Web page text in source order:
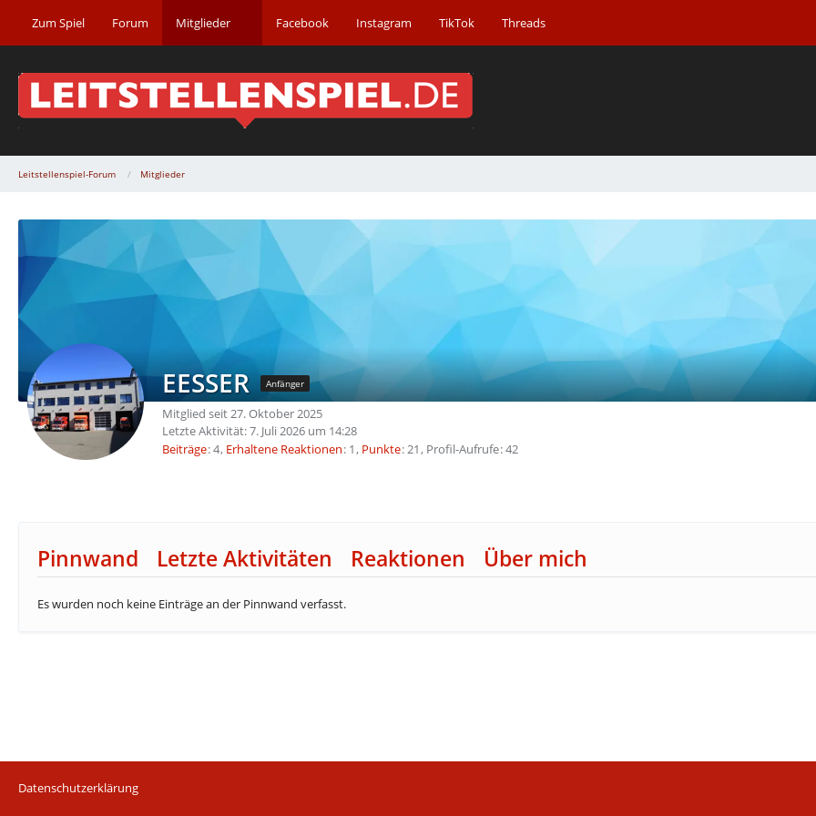
Zum Spiel Forum Mitglieder Facebook Instagram TikTok Threads
Leitstellenspiel-Forum Mitglieder
EESSER Anfänger
Mitglied seit 27. Oktober 2025
Letzte Aktivität:7. Juli 2026 um 14:28
Beiträge 4 Erhaltene Reaktionen 1 Punkte 21 Profil-Aufrufe 42
Pinnwand Letzte Aktivitäten Reaktionen Über mich
Es wurden noch keine Einträge an der Pinnwand verfasst.
Datenschutzerklärung